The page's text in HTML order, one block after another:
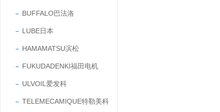
BUFFALO巴法洛
LUBE日本
HAMAMATSU滨松
FUKUDADENKI福田电机
ULVOIL爱发科
TELEMECAMIQUE特勒美科